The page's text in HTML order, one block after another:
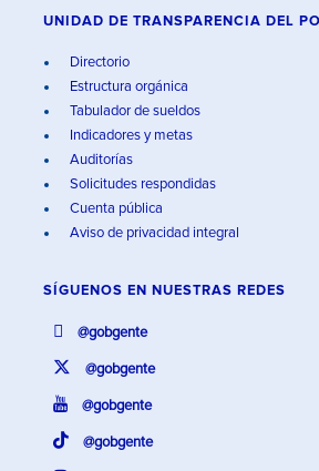
UNIDAD DE TRANSPARENCIA DEL
Directorio
Estructura orgánica
Tabulador de sueldos
Indicadores y metas
Auditorías
Solicitudes respondidas
Cuenta pública
Aviso de privacidad integral
SÍGUENOS EN NUESTRAS REDES
@gobgente
@gobgente
@gobgente
@gobgente